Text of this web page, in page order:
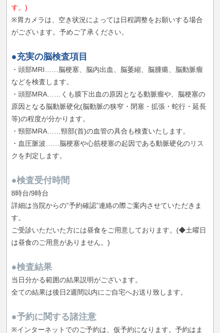
す。)
※胃カメラは、空き状況によっては日程調整をお願いする場合
がございます。予めご了承ください。
●充実の脳検査項目
・頭部MRI……脳梗塞、脳内出血、脳萎縮、脳腫瘍、脳動脈瘤
などを検査します。
・頭部MRA……くも膜下出血の原因となる動脈瘤や、脳梗塞の
原因となる脳動脈硬化(脳動脈の狭窄・閉塞・拡張・蛇行・延長
等)の程度が分かります。
・頸部MRA……頸部(首)の血管の具合も検査いたします。
・血圧脈波……脳梗塞や心筋梗塞の起因である動脈硬化のリス
クを判定します。
●検査受付時間
8時台/9時台
詳細は当院からの”予約確認”連絡の際ご案内させていただきま
す。
ご受診いただいた方には昼食をご用意しております。(◆土曜日
は昼食のご用意がありません。)
●検査結果
当日分かる範囲の結果説明がございます。
全ての結果は後日2週間以内にご自宅へお送り致します。
●予約に関する諸注意
※インターネットでのご予約は、仮予約になります。予約はま